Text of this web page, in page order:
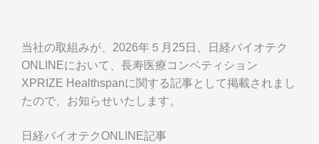
当社の取組みが、2026年５月25日、日経バイオテク
ONLINEにおいて、長寿医療コンペティション
XPRIZE Healthspanに関する記事として掲載されまし
たので、お知らせいたします。
日経バイオテクONLINE記事